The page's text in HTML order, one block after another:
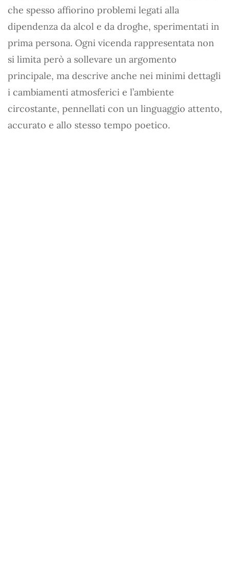
che spesso affiorino problemi legati alla
dipendenza da alcol e da droghe, sperimentati in
prima persona. Ogni vicenda rappresentata non
si limita però a sollevare un argomento
principale, ma descrive anche nei minimi dettagli
i cambiamenti atmosferici e l’ambiente
circostante, pennellati con un linguaggio attento,
accurato e allo stesso tempo poetico.